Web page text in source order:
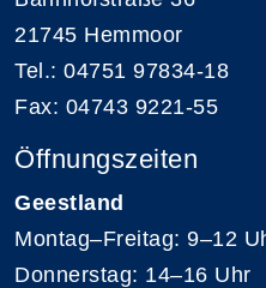
21745 Hemmoor
Tel.: 04751 97834-18
Fax: 04743 9221-55
Öffnungszeiten
Geestland
Montag–Freitag: 9–12
Donnerstag: 14–16 Uhr